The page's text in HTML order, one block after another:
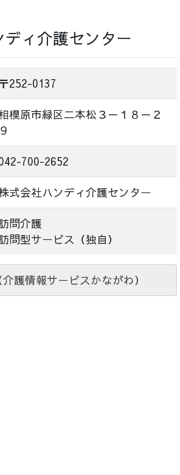
ィ介護センター
252-0137
模原市緑区二本松３－１８－２
９
700-2652
式会社ハンディ介護センター
問介護
問型サービス（独自）
護情報サービスかながわ）